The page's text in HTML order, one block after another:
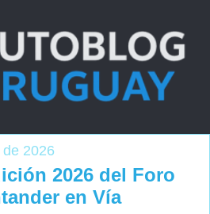
2026
2026 del Foro
en Vía